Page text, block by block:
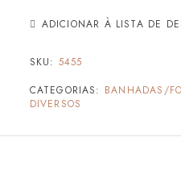
ADICIONAR À LISTA DE
SKU: 5455
CATEGORIAS: BANHADAS/
DIVERSOS